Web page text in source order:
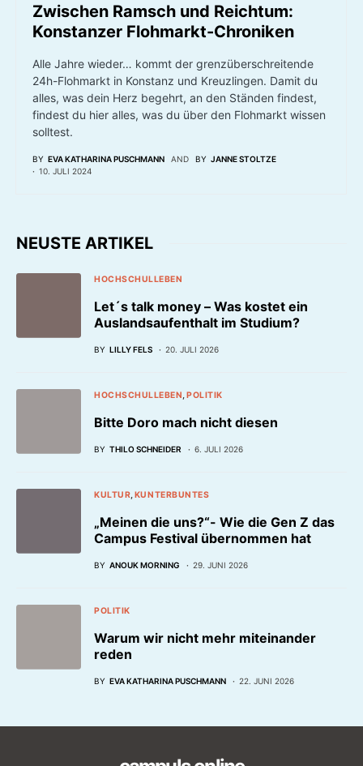
Zwischen Ramsch und Reichtum:
Konstanzer Flohmarkt-Chroniken
Alle Jahre wieder… kommt der grenzüberschreitende
24h-Flohmarkt in Konstanz und Kreuzlingen. Damit du
alles, was dein Herz begehrt, an den Ständen findest,
findest du hier alles, was du über den Flohmarkt wissen
solltest.
BY EVA KATHARINA PUSCHMANN AND BY JANNE STOLTZE
10. JULI 2024
NEUSTE ARTIKEL
HOCHSCHULLEBEN
Let´s talk money – Was kostet ein
Auslandsaufenthalt im Studium?
BY LILLY FELS 20. JULI 2026
HOCHSCHULLEBEN POLITIK
Bitte Doro mach nicht diesen
BY THILO SCHNEIDER 6. JULI 2026
KULTUR KUNTERBUNTES
„Meinen die uns?“- Wie die Gen Z das
Campus Festival übernommen hat
BY ANOUK MORNING 29. JUNI 2026
POLITIK
Warum wir nicht mehr miteinander
reden
BY EVA KATHARINA PUSCHMANN 22. JUNI 2026